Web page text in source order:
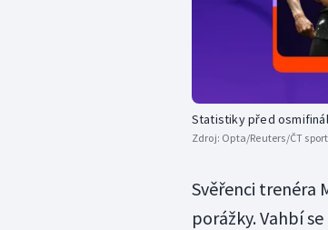
Statistiky před
Zdroj: Opta/Reuters/ČT sport
Svěřenci trenéra
porážky. Vahbí